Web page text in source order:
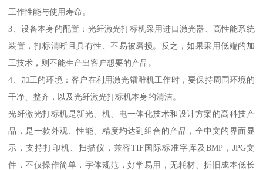
工作性能与使用寿命。
3、设备本身的配置：光纤激光打标机采用进口激光器、高性能系统
装置，打标清晰且具有性、不易被磨损。反之，如果采用低端的加
工技术，则不能生产出客户想要的产品。
4、加工的环境：客户在利用激光镭雕机工作时，要保持周围环境的
干净、整齐，以及光纤激光打标机本身的清洁。
光纤激光打标机是新光、机、电一体化技术和设计方案的高科技产
品，是一款外观、性能、精度均达到组合的产品，全中文的界面显
示，支持打印机、扫描仪，兼容TIF国际标准字库及BMP，JPG文
件，不仅操作简单，字体规范，好学易用，无耗材、折旧成本低长